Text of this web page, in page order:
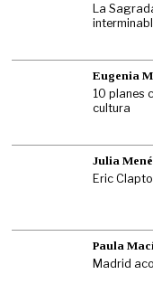
La
Eugenia
10 planes
cultura
Julia
Eric
Paula
Madrid